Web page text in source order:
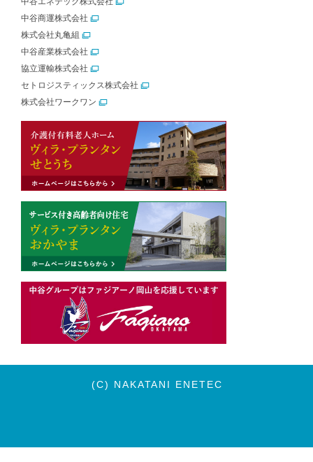
中谷商運株式会社
株式会社丸亀組
中谷産業株式会社
協立運輸株式会社
セトロジスティックス株式会社
株式会社ワークワン
(C) NAKATANI ENETEC